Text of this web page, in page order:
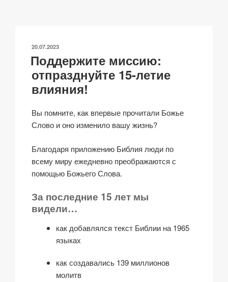
n
k o
k
p at
ОПУБЛИКОВАНО
20.07.2023
Поддержите миссию:
отпразднуйте 15-летие
влияния!
Вы помните, как впервые прочитали Божье
Слово и оно изменило вашу жизнь?
Благодаря приложению Библия люди по
всему миру ежедневно преображаются с
помощью Божьего Слова.
За последние 15 лет мы
видели…
как добавлялся текст Библии на 1965
языках
как создавались 139 миллионов
молитв